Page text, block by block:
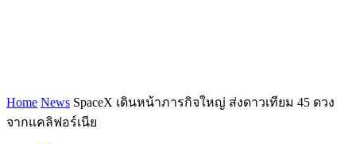
Home News SpaceX เดินหน้าภารกิจใหญ่ ส่งดาวเทียม 45 ดวง
จากแคลิฟอร์เนีย